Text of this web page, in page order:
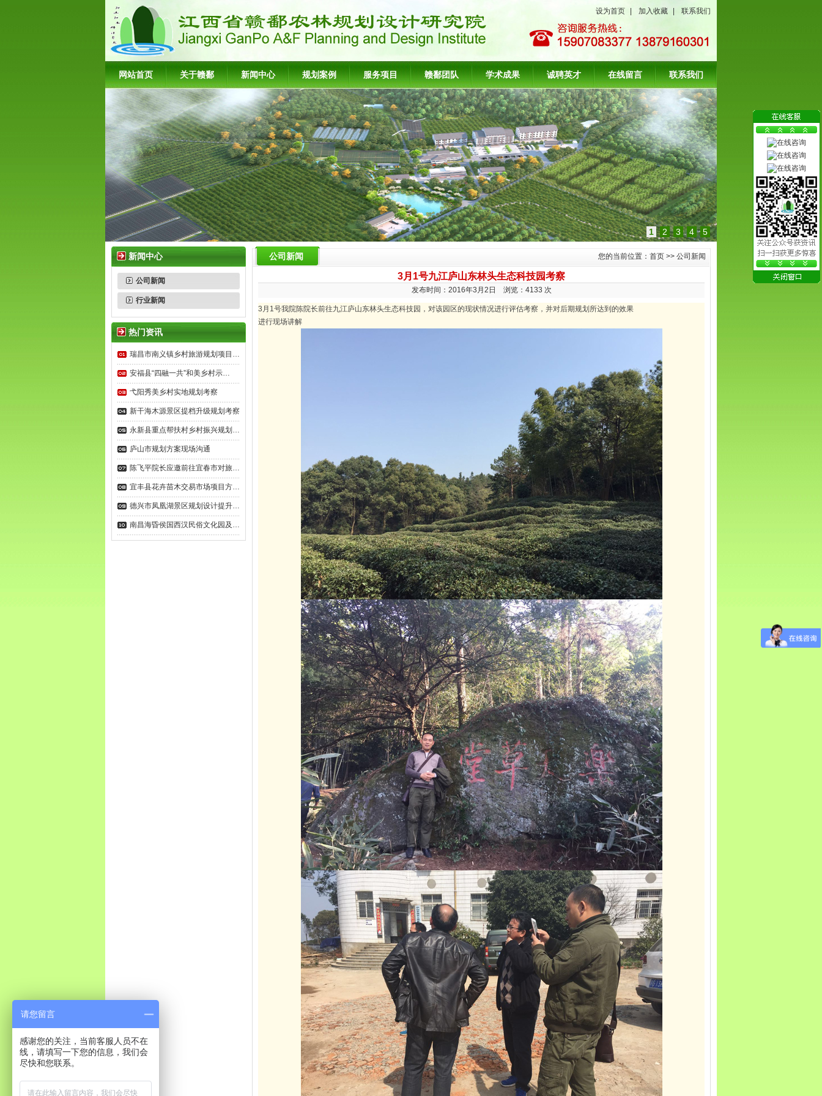
设为首页 加入收藏 联系我们
网站首页 关于赣鄱 新闻中心 规划案例 服务项目 赣鄱团队 学术成果 诚聘英才 在线留言 联系我们
1 2 3 4 5
新闻中心
公司新闻
行业新闻
热门资讯
瑞昌市南义镇乡村旅游规划项目…
安福县“四融一共”和美乡村示…
弋阳秀美乡村实地规划考察
新干海木源景区提档升级规划考察
永新县重点帮扶村乡村振兴规划…
庐山市规划方案现场沟通
陈飞平院长应邀前往宜春市对旅…
宜丰县花卉苗木交易市场项目方…
德兴市凤凰湖景区规划设计提升…
南昌海昏侯国西汉民俗文化园及…
公司新闻 您的当前位置： 首页 >> 公司新闻
3月1号九江庐山东林头生态科技园考察
发布时间：2016年3月2日 浏览：4133 次
3月1号我院陈院长前往九江庐山东林头生态科技园，对该园区的现状情况进行评估考察，并对后期规划所达到的效果
进行现场讲解
请您留言
感谢您的关注，当前客服人员不在
线，请填写一下您的信息，我们会
尽快和您联系。